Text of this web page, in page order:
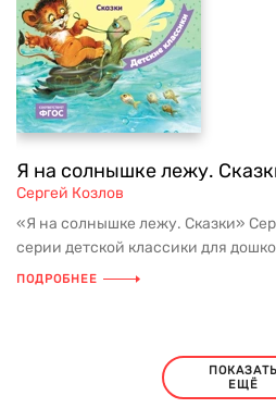
Я на солнышке лежу.
Сергей Козлов
«Я на солнышке лежу. Сказки»
серии детской классики для
ПОДРОБНЕЕ
ПОКАЗАТЬ
ЕЩЁ